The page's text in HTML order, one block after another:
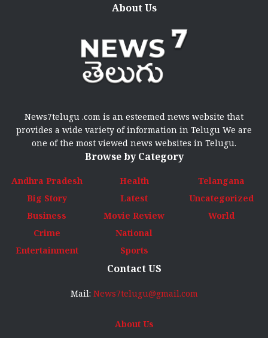
About Us
News7telugu .com is an esteemed news website that
provides a wide variety of information in Telugu We are
one of the most viewed news websites in Telugu.
Browse by Category
Andhra Pradesh
Big Story
Business
Crime
Entertainment
Health
Latest
Movie Review
National
Sports
Telangana
Uncategorized
World
Contact US
Mail: News7telugu@gmail.com
About Us